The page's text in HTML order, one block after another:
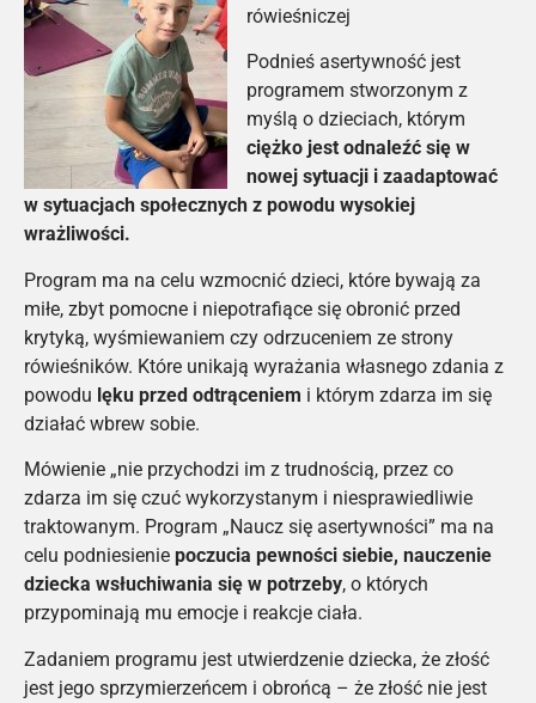
rówieśniczej
Podnieś asertywność jest
programem stworzonym z
myślą o dzieciach, którym
ciężko jest odnaleźć się w
nowej sytuacji i zaadaptować
w sytuacjach społecznych z powodu wysokiej
wrażliwości.
Program ma na celu wzmocnić dzieci, które bywają za
miłe, zbyt pomocne i niepotrafiące się obronić przed
krytyką, wyśmiewaniem czy odrzuceniem ze strony
rówieśników. Które unikają wyrażania własnego zdania z
powodu lęku przed odtrąceniem i którym zdarza im się
działać wbrew sobie.
Mówienie „nie przychodzi im z trudnością, przez co
zdarza im się czuć wykorzystanym i niesprawiedliwie
traktowanym. Program „Naucz się asertywności” ma na
celu podniesienie poczucia pewności siebie, nauczenie
dziecka wsłuchiwania się w potrzeby, o których
przypominają mu emocje i reakcje ciała.
Zadaniem programu jest utwierdzenie dziecka, że złość
jest jego sprzymierzeńcem i obrońcą – że złość nie jest